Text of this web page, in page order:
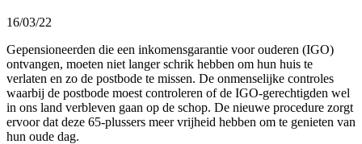
16/03/22
Gepensioneerden die een inkomensgarantie voor ouderen (IGO)
ontvangen, moeten niet langer schrik hebben om hun huis te
verlaten en zo de postbode te missen. De onmenselijke controles
waarbij de postbode moest controleren of de IGO-gerechtigden wel
in ons land verbleven gaan op de schop. De nieuwe procedure zorgt
ervoor dat deze 65-plussers meer vrijheid hebben om te genieten van
hun oude dag.